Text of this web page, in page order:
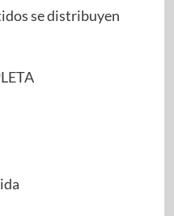
se distribuyen